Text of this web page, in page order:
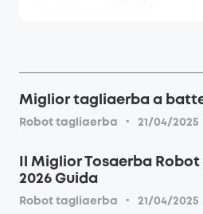
Miglior tagliaerba a
Robot tagliaerba · 21/04/2025
Il Miglior Tosaerba
2026 Guida
Robot tagliaerba · 21/04/2025